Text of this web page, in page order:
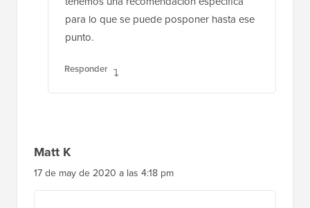
para lo que se puede posponer hasta ese
punto.
Responder
Matt K
17 de may de 2020 a las 4:18 pm